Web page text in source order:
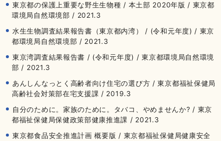
東京都の保護上重要な野生生物種 / 本土部 2020年版 / 東京都
環境局自然環境部 / 2021.3
水生生物調査結果報告書（東京都内湾） / (令和元年度) / 東京
都環境局自然環境部 / 2021.3
東京湾調査結果報告書 / (令和元年度) / 東京都環境局自然環境
部 / 2021.3
あんしんなっとく高齢者向け住宅の選び方 / 東京都福祉保健局
高齢社会対策部在宅支援課 / 2019.3
自分のために。家族のために。タバコ、やめませんか? / 東京
都福祉保健局保健政策部健康推進課 / 2021.3
東京都食品安全推進計画 概要版 / 東京都福祉保健局健康安全